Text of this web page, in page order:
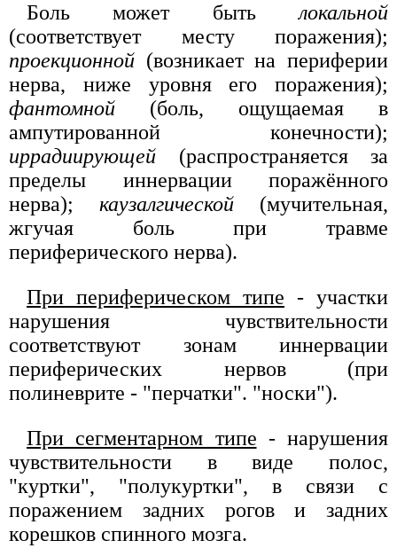
Боль может бытьлокальной
(соответствует месту поражения);
проекционной (возникает на периферии
нерва, ниже уровня его поражения);
фантомной (боль, ощущаемая в
ампутированной конечности);
иррадиирующей (распространяется за
пределы иннервации поражённого
нерва); каузалгической (мучительная,
жгучая боль при травме
периферического нерва).
При периферическом типе - участки
нарушения чувствительности
соответствуют зонам иннервации
периферических нервов (при
полиневрите - "перчатки". "носки").
При сегментарном типе - нарушения
чувствительности в виде полос,
"куртки", "полукуртки", в связи с
поражением задних рогов и задних
корешков спинного мозга.